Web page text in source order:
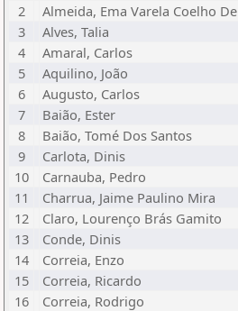
2
Almeida, Ema Varela Coelho De
3
Alves, Talia
4
Amaral, Carlos
5
Aquilino, João
6
Augusto, Carlos
7
Baião, Ester
8
Baião, Tomé Dos Santos
9
Carlota, Dinis
10
Carnauba, Pedro
11
Charrua, Jaime Paulino Mira
12
Claro, Lourenço Brás Gamito
13
Conde, Dinis
14
Correia, Enzo
15
Correia, Ricardo
16
Correia, Rodrigo